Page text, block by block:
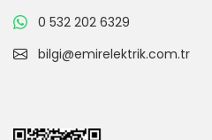
0 532 202 6329
bilgi@emirelektrik.com.tr